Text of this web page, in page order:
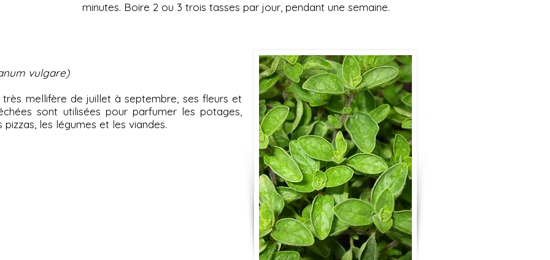
minutes. Boire 2 ou 3 trois tasses par jour, pendant une semaine.
vulgare)
mellifère de juillet à septembre, ses fleurs et
sont utilisées pour parfumer les potages,
pizzas, les légumes et les viandes.